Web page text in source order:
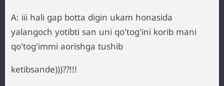
A: iii hali gap botta digin ukam honasida
yalangoch yotibti san uni qo'tog'ini korib mani
qo'tog'immi aorishga tushib
ketibsande)))??!!!